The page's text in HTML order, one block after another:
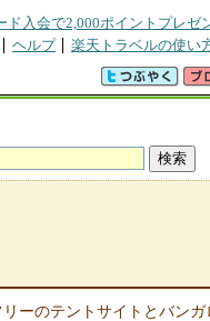
ド入会で2,000ポイントプレゼ
ヘルプ 楽天トラベルの使い
ーのテントサイトとバンガ